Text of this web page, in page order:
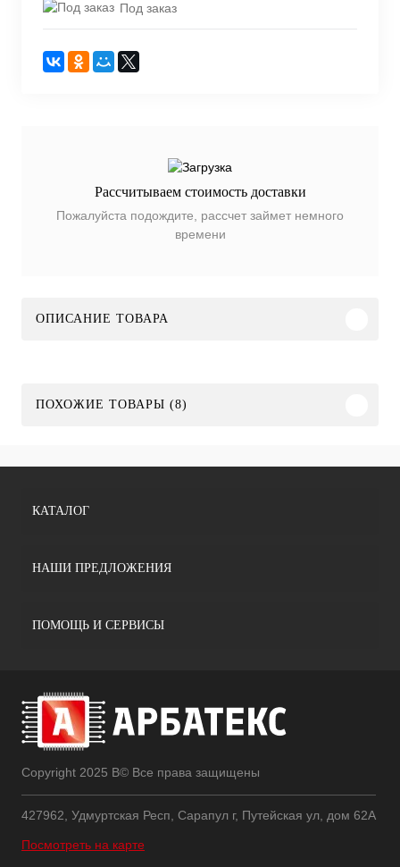
Под заказ
Рассчитываем стоимость доставки
Пожалуйста подождите, рассчет займет немного
времени
ОПИСАНИЕ ТОВАРА
ПОХОЖИЕ ТОВАРЫ (8)
КАТАЛОГ
НАШИ ПРЕДЛОЖЕНИЯ
ПОМОЩЬ И СЕРВИСЫ
Copyright 2025 В© Все права защищены
427962, Удмуртская Респ, Сарапул г, Путейская ул, дом 62А
Посмотреть на карте